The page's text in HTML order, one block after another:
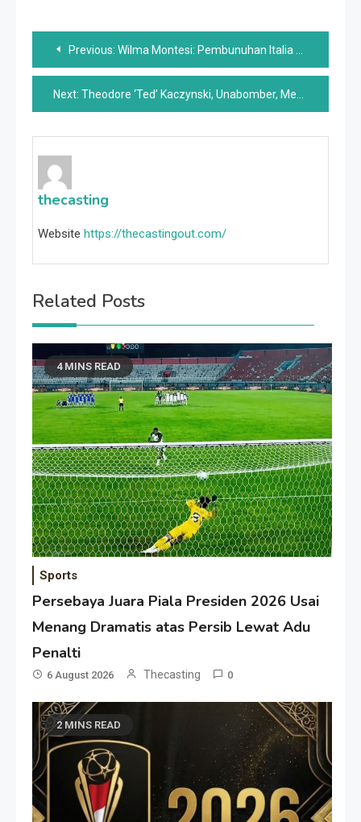
Post
navigation
Previous: Wilma Montesi: Pembunuhan Italia Misterius Tahun 1950-an
Next: Theodore ‘Ted’ Kaczynski, Unabomber, Meninggal di usia 81 tahun
thecasting
Website https://thecastingout.com/
Related Posts
4 MINS READ
Sports
Persebaya Juara Piala Presiden 2026 Usai
Menang Dramatis atas Persib Lewat Adu
Penalti
6 August 2026 Thecasting 0
2 MINS READ